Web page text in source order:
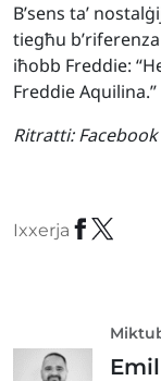
B’sens ta’
tiegħu
iħobb Freddie:
Freddie Aquilina.”
Ritratti:
Ixxerja